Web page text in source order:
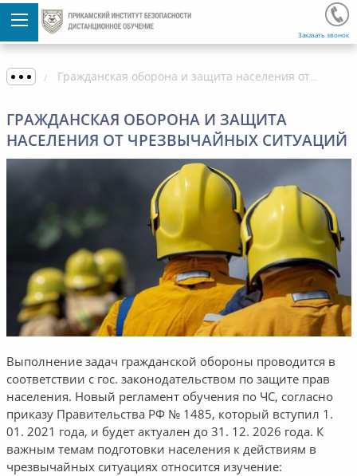
Заказать звонок
Гражданская оборона и защита населения от чрезвычайных ситуаций
ГРАЖДАНСКАЯ ОБОРОНА И ЗАЩИТА
НАСЕЛЕНИЯ ОТ ЧРЕЗВЫЧАЙНЫХ СИТУАЦИЙ
Выполнение задач гражданской обороны проводится в
соответствии с гос. законодательством по защите прав
населения. Новый регламент обучения по ЧС, согласно
приказу Правительства РФ № 1485, который вступил 1.
01. 2021 года, и будет актуален до 31. 12. 2026 года. К
важным темам подготовки населения к действиям в
чрезвычайных ситуациях относится изучение: